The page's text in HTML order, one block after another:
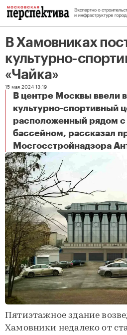
В Хамовниках
культурно-
«Чайка»
15 мая 2024 13:19
В центре Москвы ввели
культурно-спортивный
расположенный рядом
бассейном, рассказал
Мосгосстройнадзора
Пятиэтажное здание
Хамовники недалеко от